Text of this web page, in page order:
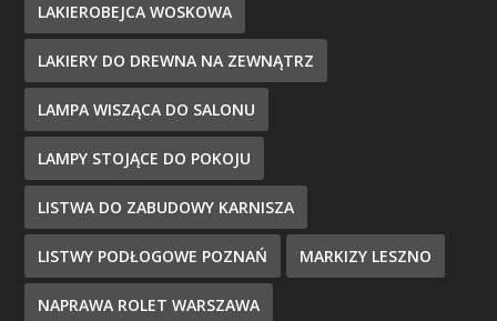
LAKIEROBEJCA WOSKOWA
LAKIERY DO DREWNA NA ZEWNĄTRZ
LAMPA WISZĄCA DO SALONU
LAMPY STOJĄCE DO POKOJU
LISTWA DO ZABUDOWY KARNISZA
LISTWY PODŁOGOWE POZNAŃ MARKIZY LESZNO
NAPRAWA ROLET WARSZAWA